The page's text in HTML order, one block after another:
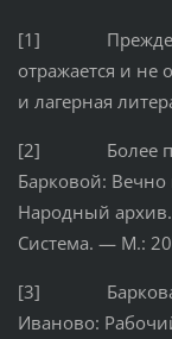
[1] Прежде
отражается и не
и лагерная
[2] Более
Барковой: Вечно
Народный
Система. — М.:
[3] Баркова А.
Иваново: